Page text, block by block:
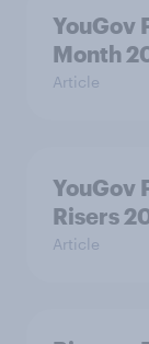
YouGov
Month
Article
YouGov
Risers
Article